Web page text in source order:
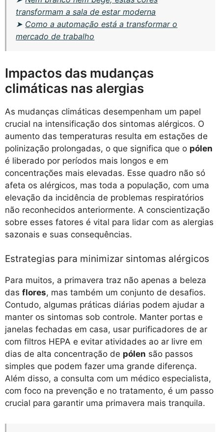
transformam a sala de estar moderna
➤ Como a automação está a transformar o
mercado de trabalho
Impactos das mudanças
climáticas nas alergias
As mudanças climáticas desempenham um papel
crucial na intensificação dos sintomas alérgicos. O
aumento das temperaturas resulta em estações de
polinização prolongadas, o que significa que o pólen
é liberado por períodos mais longos e em
concentrações mais elevadas. Esse quadro não só
afeta os alérgicos, mas toda a população, com uma
elevação da incidência de problemas respiratórios
não reconhecidos anteriormente. A conscientização
sobre esses fatores é vital para lidar com as alergias
sazonais e suas consequências.
Estrategias para minimizar sintomas alérgicos
Para muitos, a primavera traz não apenas a beleza
das flores, mas também um conjunto de desafios.
Contudo, algumas práticas diárias podem ajudar a
manter os sintomas sob controle. Manter portas e
janelas fechadas em casa, usar purificadores de ar
com filtros HEPA e evitar atividades ao ar livre em
dias de alta concentração de pólen são passos
simples que podem fazer uma grande diferença.
Além disso, a consulta com um médico especialista,
com foco na prevenção e no tratamento, é um passo
crucial para garantir uma primavera mais tranquila.